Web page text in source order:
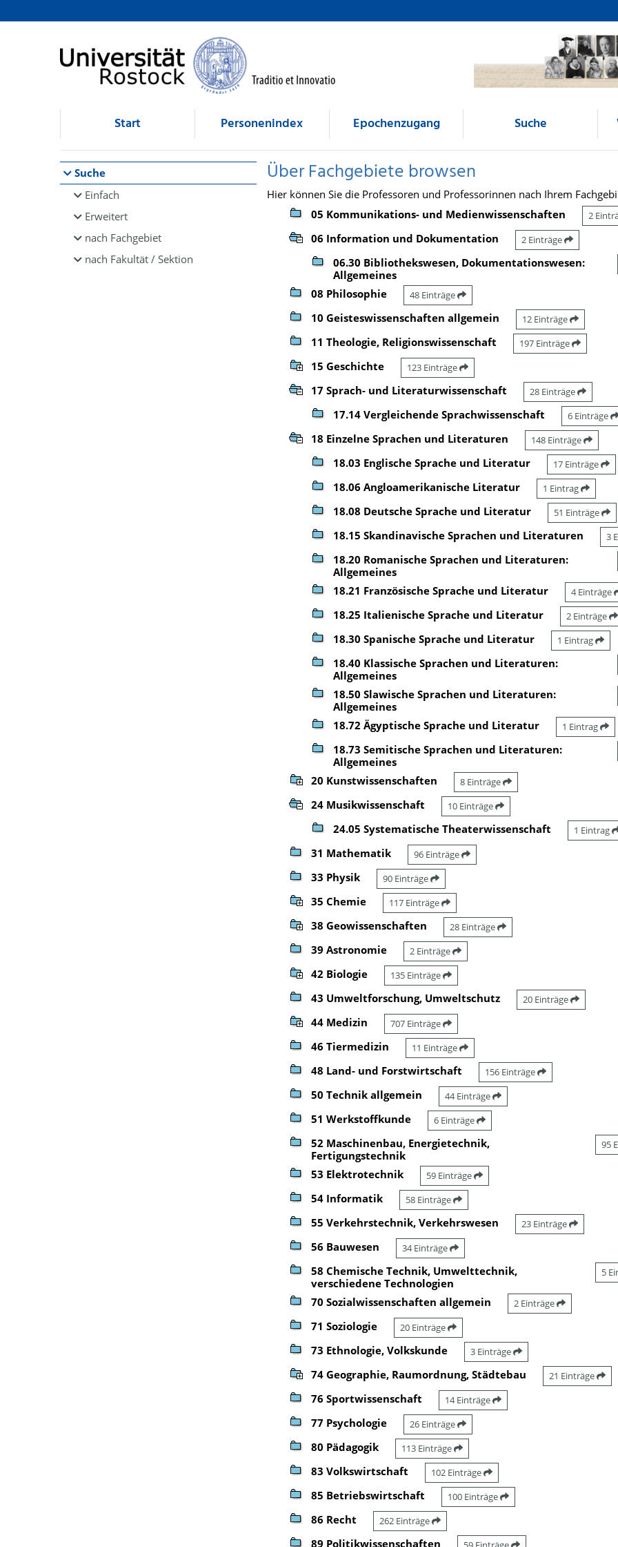
Browsen
direkt zum Inhalt
Start Personenindex Epochenzugang Suche
Suche
Einfach
Erweitert
nach Fachgebiet
nach Fakultät / Sektion
Über Fachgebiete browsen
Hier können Sie die Professoren und Professorinnen nach Ihrem
05 Kommunikations- und Medienwissenschaften
2
06 Information und Dokumentation 2 Einträge
06.30 Bibliothekswesen, Dokumentationswesen:
Allgemeines
08 Philosophie 48 Einträge
10 Geisteswissenschaften allgemein 12 Einträge
11 Theologie, Religionswissenschaft 197 Einträge
15 Geschichte 123 Einträge
17 Sprach- und Literaturwissenschaft 28 Einträge
17.14 Vergleichende Sprachwissenschaft 6 Einträge
18 Einzelne Sprachen und Literaturen 148 Einträge
18.03 Englische Sprache und Literatur 17 Einträge
18.06 Angloamerikanische Literatur 1 Eintrag
18.08 Deutsche Sprache und Literatur 51 Einträge
18.15 Skandinavische Sprachen und Literaturen 3
18.20 Romanische Sprachen und Literaturen:
Allgemeines
18.21 Französische Sprache und Literatur 4 Einträge
18.25 Italienische Sprache und Literatur 2 Einträge
18.30 Spanische Sprache und Literatur 1 Eintrag
18.40 Klassische Sprachen und Literaturen:
Allgemeines
18.50 Slawische Sprachen und Literaturen:
Allgemeines
18.72 Ägyptische Sprache und Literatur 1 Eintrag
18.73 Semitische Sprachen und Literaturen:
Allgemeines
20 Kunstwissenschaften 8 Einträge
24 Musikwissenschaft 10 Einträge
24.05 Systematische Theaterwissenschaft 1 Eintrag
31 Mathematik 96 Einträge
33 Physik 90 Einträge
35 Chemie 117 Einträge
38 Geowissenschaften 28 Einträge
39 Astronomie 2 Einträge
42 Biologie 135 Einträge
43 Umweltforschung, Umweltschutz 20 Einträge
44 Medizin 707 Einträge
46 Tiermedizin 11 Einträge
48 Land- und Forstwirtschaft 156 Einträge
50 Technik allgemein 44 Einträge
51 Werkstoffkunde 6 Einträge
52 Maschinenbau, Energietechnik,
Fertigungstechnik
95
53 Elektrotechnik 59 Einträge
54 Informatik 58 Einträge
55 Verkehrstechnik, Verkehrswesen 23 Einträge
56 Bauwesen 34 Einträge
58 Chemische Technik, Umwelttechnik,
verschiedene Technologien
5
70 Sozialwissenschaften allgemein 2 Einträge
71 Soziologie 20 Einträge
73 Ethnologie, Volkskunde 3 Einträge
74 Geographie, Raumordnung, Städtebau 21 Einträge
76 Sportwissenschaft 14 Einträge
77 Psychologie 26 Einträge
80 Pädagogik 113 Einträge
83 Volkswirtschaft 102 Einträge
85 Betriebswirtschaft 100 Einträge
86 Recht 262 Einträge
89 Politikwissenschaften